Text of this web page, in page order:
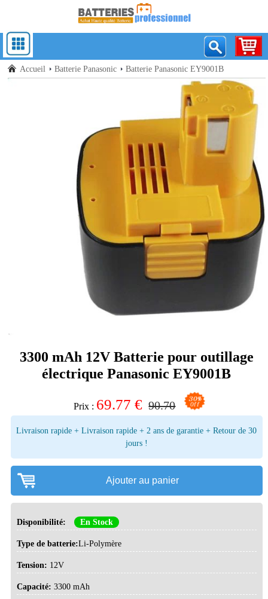
Accueil Batterie Panasonic Batterie Panasonic EY9001B
3300 mAh 12V Batterie pour outillage
électrique Panasonic EY9001B
Prix : 69.77€ 90.70
Livraison rapide + Livraison rapide + 2 ans de garantie + Retour de 30
jours !
Ajouter au panier
Disponibilité: En Stock
Type de batterie:Li-Polymère
Tension: 12V
Capacité: 3300 mAh